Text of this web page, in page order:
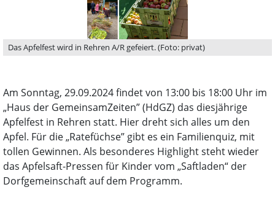
Das Apfelfest wird in Rehren A/R gefeiert. (Foto: privat)
Am Sonntag, 29.09.2024 findet von 13:00 bis 18:00 Uhr im
„Haus der GemeinsamZeiten” (HdGZ) das diesjährige
Apfelfest in Rehren statt. Hier dreht sich alles um den
Apfel. Für die „Ratefüchse” gibt es ein Familienquiz, mit
tollen Gewinnen. Als besonderes Highlight steht wieder
das Apfelsaft-Pressen für Kinder vom „Saftladen“ der
Dorfgemeinschaft auf dem Programm.